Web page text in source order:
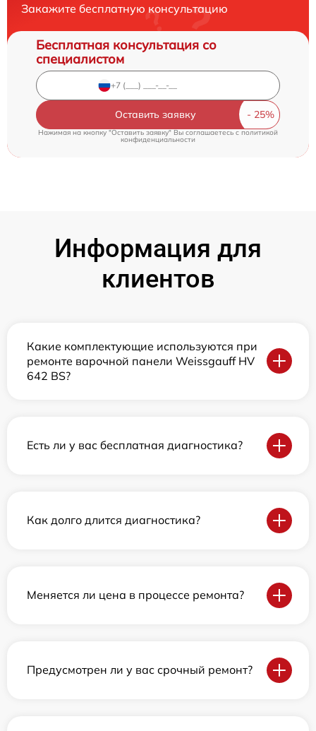
Закажите бесплатную консультацию
Бесплатная консультация со
специалистом
Оставить заявку
Нажимая на кнопку "Оставить заявку" Вы соглашаетесь cполитикой
конфиденциальности
Информация для
клиентов
Какие комплектующие используются при
ремонте варочной панели Weissgauff HV
642 BS?
Есть ли у вас бесплатная диагностика?
Как долго длится диагностика?
Меняется ли цена в процессе ремонта?
Предусмотрен ли у вас срочный ремонт?